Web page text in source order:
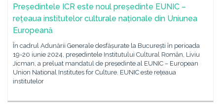
Președintele ICR este noul președinte EUNIC –
rețeaua institutelor culturale naționale din Uniunea
Europeană
În cadrul Adunării Generale desfășurate la București în perioada
19-20 iunie 2024, președintele Institutului Cultural Român, Liviu
Jicman, a preluat mandatul de președinte al EUNIC – European
Union National Institutes for Culture. EUNIC este rețeaua
institutelor